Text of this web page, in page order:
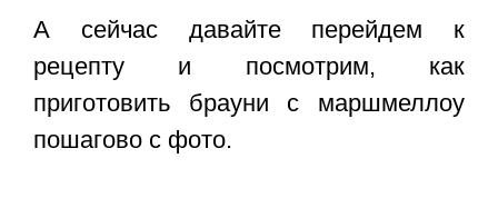
А сейчас давайте перейдем к
рецепту и посмотрим, как
приготовить брауни с маршмеллоу
пошагово с фото.